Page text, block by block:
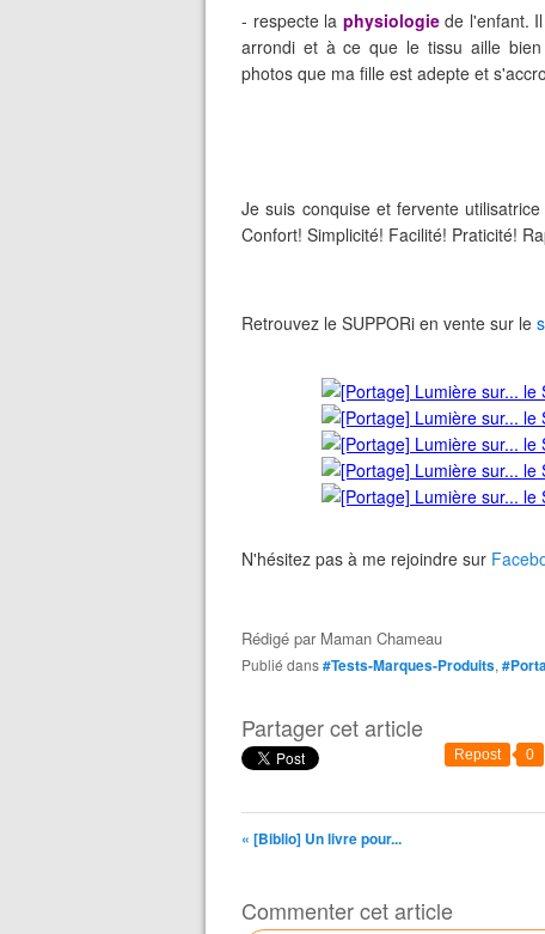
- respecte la physiologie de l'enfant.
arrondi et à ce que le tissu aille
photos que ma fille est adepte et
Je suis conquise et fervente
Confort! Simplicité! Facilité! Praticité!
Retrouvez le SUPPORi en vente sur le
N'hésitez pas à me rejoindre sur
Rédigé par Maman Chameau
Publié dans#Tests-Marques-Produits,
Partager cet article
Repost 0
« [Biblio] Un livre pour...
Commenter cet article